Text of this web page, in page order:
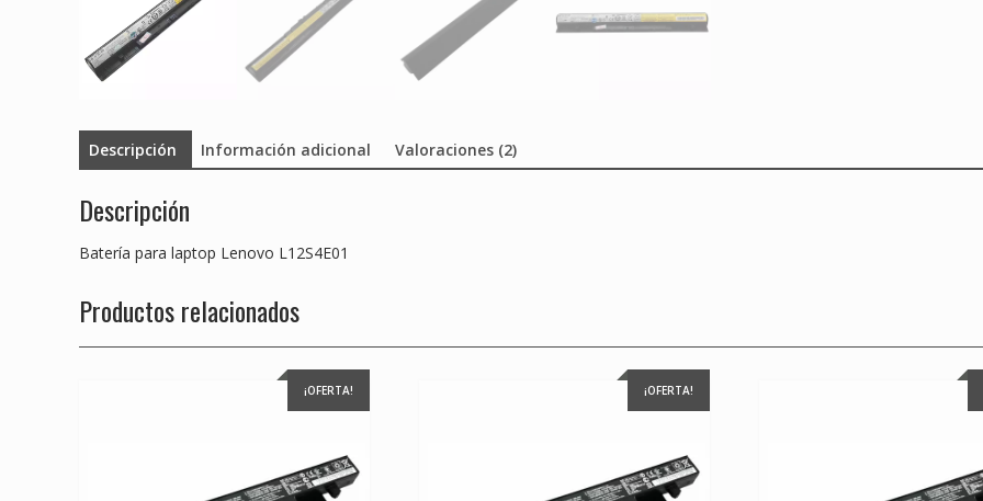
Descripción Información adicional Valoraciones (2)
Descripción
Batería para laptop Lenovo L12S4E01
Productos relacionados
¡OFERTA! ¡OFERTA!